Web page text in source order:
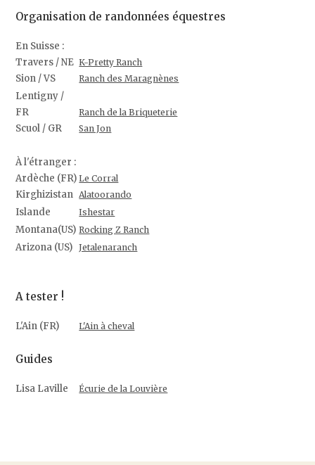
Organisation de randonnées équestres
En Suisse :
Travers / NE K-Pretty Ranch
Sion / VS Ranch des Maragnènes
Lentigny /
FR
Ranch de la Briqueterie
Scuol / GR San Jon
À l'étranger :
Ardèche (FR) Le Corral
Kirghizistan Alatoorando
Islande Ishestar
Montana(US) Rocking Z Ranch
Arizona (US) Jetalenaranch
A tester !
L'Ain (FR) L'Ain à cheval
Guides
Lisa Laville Écurie de la Louvière